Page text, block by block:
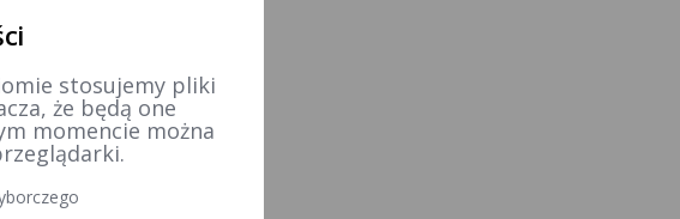
stosujemy pliki
że będą one
momencie można